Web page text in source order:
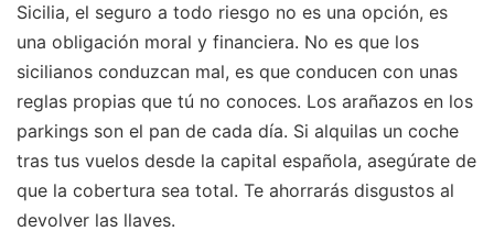
Sicilia, el seguro a todo riesgo no es una opción, es
una obligación moral y financiera. No es que los
sicilianos conduzcan mal, es que conducen con unas
reglas propias que tú no conoces. Los arañazos en los
parkings son el pan de cada día. Si alquilas un coche
tras tus vuelos desde la capital española, asegúrate de
que la cobertura sea total. Te ahorrarás disgustos al
devolver las llaves.